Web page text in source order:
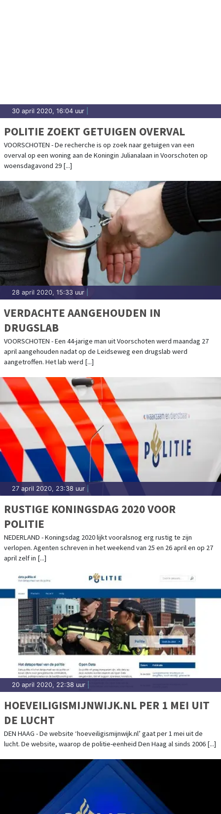
30 april 2020, 16:04 uur
POLITIE ZOEKT GETUIGEN OVERVAL
VOORSCHOTEN - De recherche is op zoek naar getuigen van een
overval op een woning aan de Koningin Julianalaan in Voorschoten op
woensdagavond 29 [...]
28 april 2020, 15:33 uur
VERDACHTE AANGEHOUDEN IN
DRUGSLAB
VOORSCHOTEN - Een 44-jarige man uit Voorschoten werd maandag 27
april aangehouden nadat op de Leidseweg een drugslab werd
aangetroffen. Het lab werd [...]
27 april 2020, 23:38 uur
RUSTIGE KONINGSDAG 2020 VOOR
POLITIE
NEDERLAND - Koningsdag 2020 lijkt vooralsnog erg rustig te zijn
verlopen. Agenten schreven in het weekend van 25 en 26 april en op 27
april zelf in [...]
20 april 2020, 22:38 uur
HOEVEILIGISMIJNWIJK.NL PER 1 MEI UIT
DE LUCHT
DEN HAAG - De website ‘hoeveiligismijnwijk.nl’ gaat per 1 mei uit de
lucht. De website, waarop de politie-eenheid Den Haag al sinds 2006 [...]